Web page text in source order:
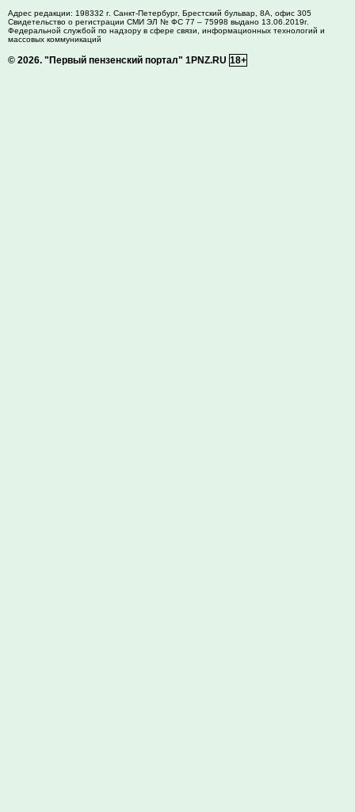
Адрес редакции: 198332 г. Санкт-Петербург, Брестский бульвар, 8А, офис 305
Свидетельство о регистрации СМИ ЭЛ № ФС 77 – 75998 выдано 13.06.2019г.
Федеральной службой по надзору в сфере связи, информационных технологий и
массовых коммуникаций
© 2026. "Первый пензенский портал" 1PNZ.RU 18+